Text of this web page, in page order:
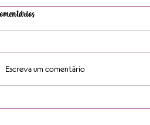
Escreva um comentário